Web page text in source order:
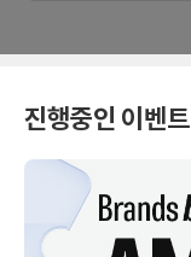
진행중인 이벤트